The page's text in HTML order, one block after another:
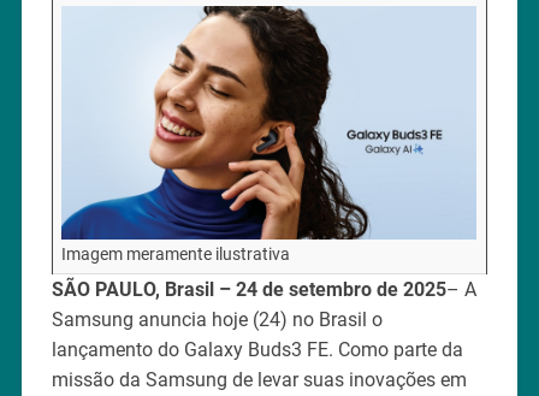
Imagem meramente ilustrativa
SÃO PAULO, Brasil – 24 de setembro de 2025– A
Samsung anuncia hoje (24) no Brasil o
lançamento do Galaxy Buds3 FE. Como parte da
missão da Samsung de levar suas inovações em